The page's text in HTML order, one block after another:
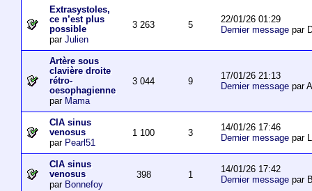
Extrasystoles,
ce n’est plus
possible
par Julien
3 263 5
22/01/26 01:29
Dernier messagepar
Artère sous
clavière droite
rétro-
oesophagienne
par Mama
3 044 9
17/01/26 21:13
Dernier messagepar
CIA sinus
venosus
par Pearl51
1 100 3
14/01/26 17:46
Dernier messagepar
CIA sinus
venosus
par Bonnefoy
398 1
14/01/26 17:42
Dernier messagepar